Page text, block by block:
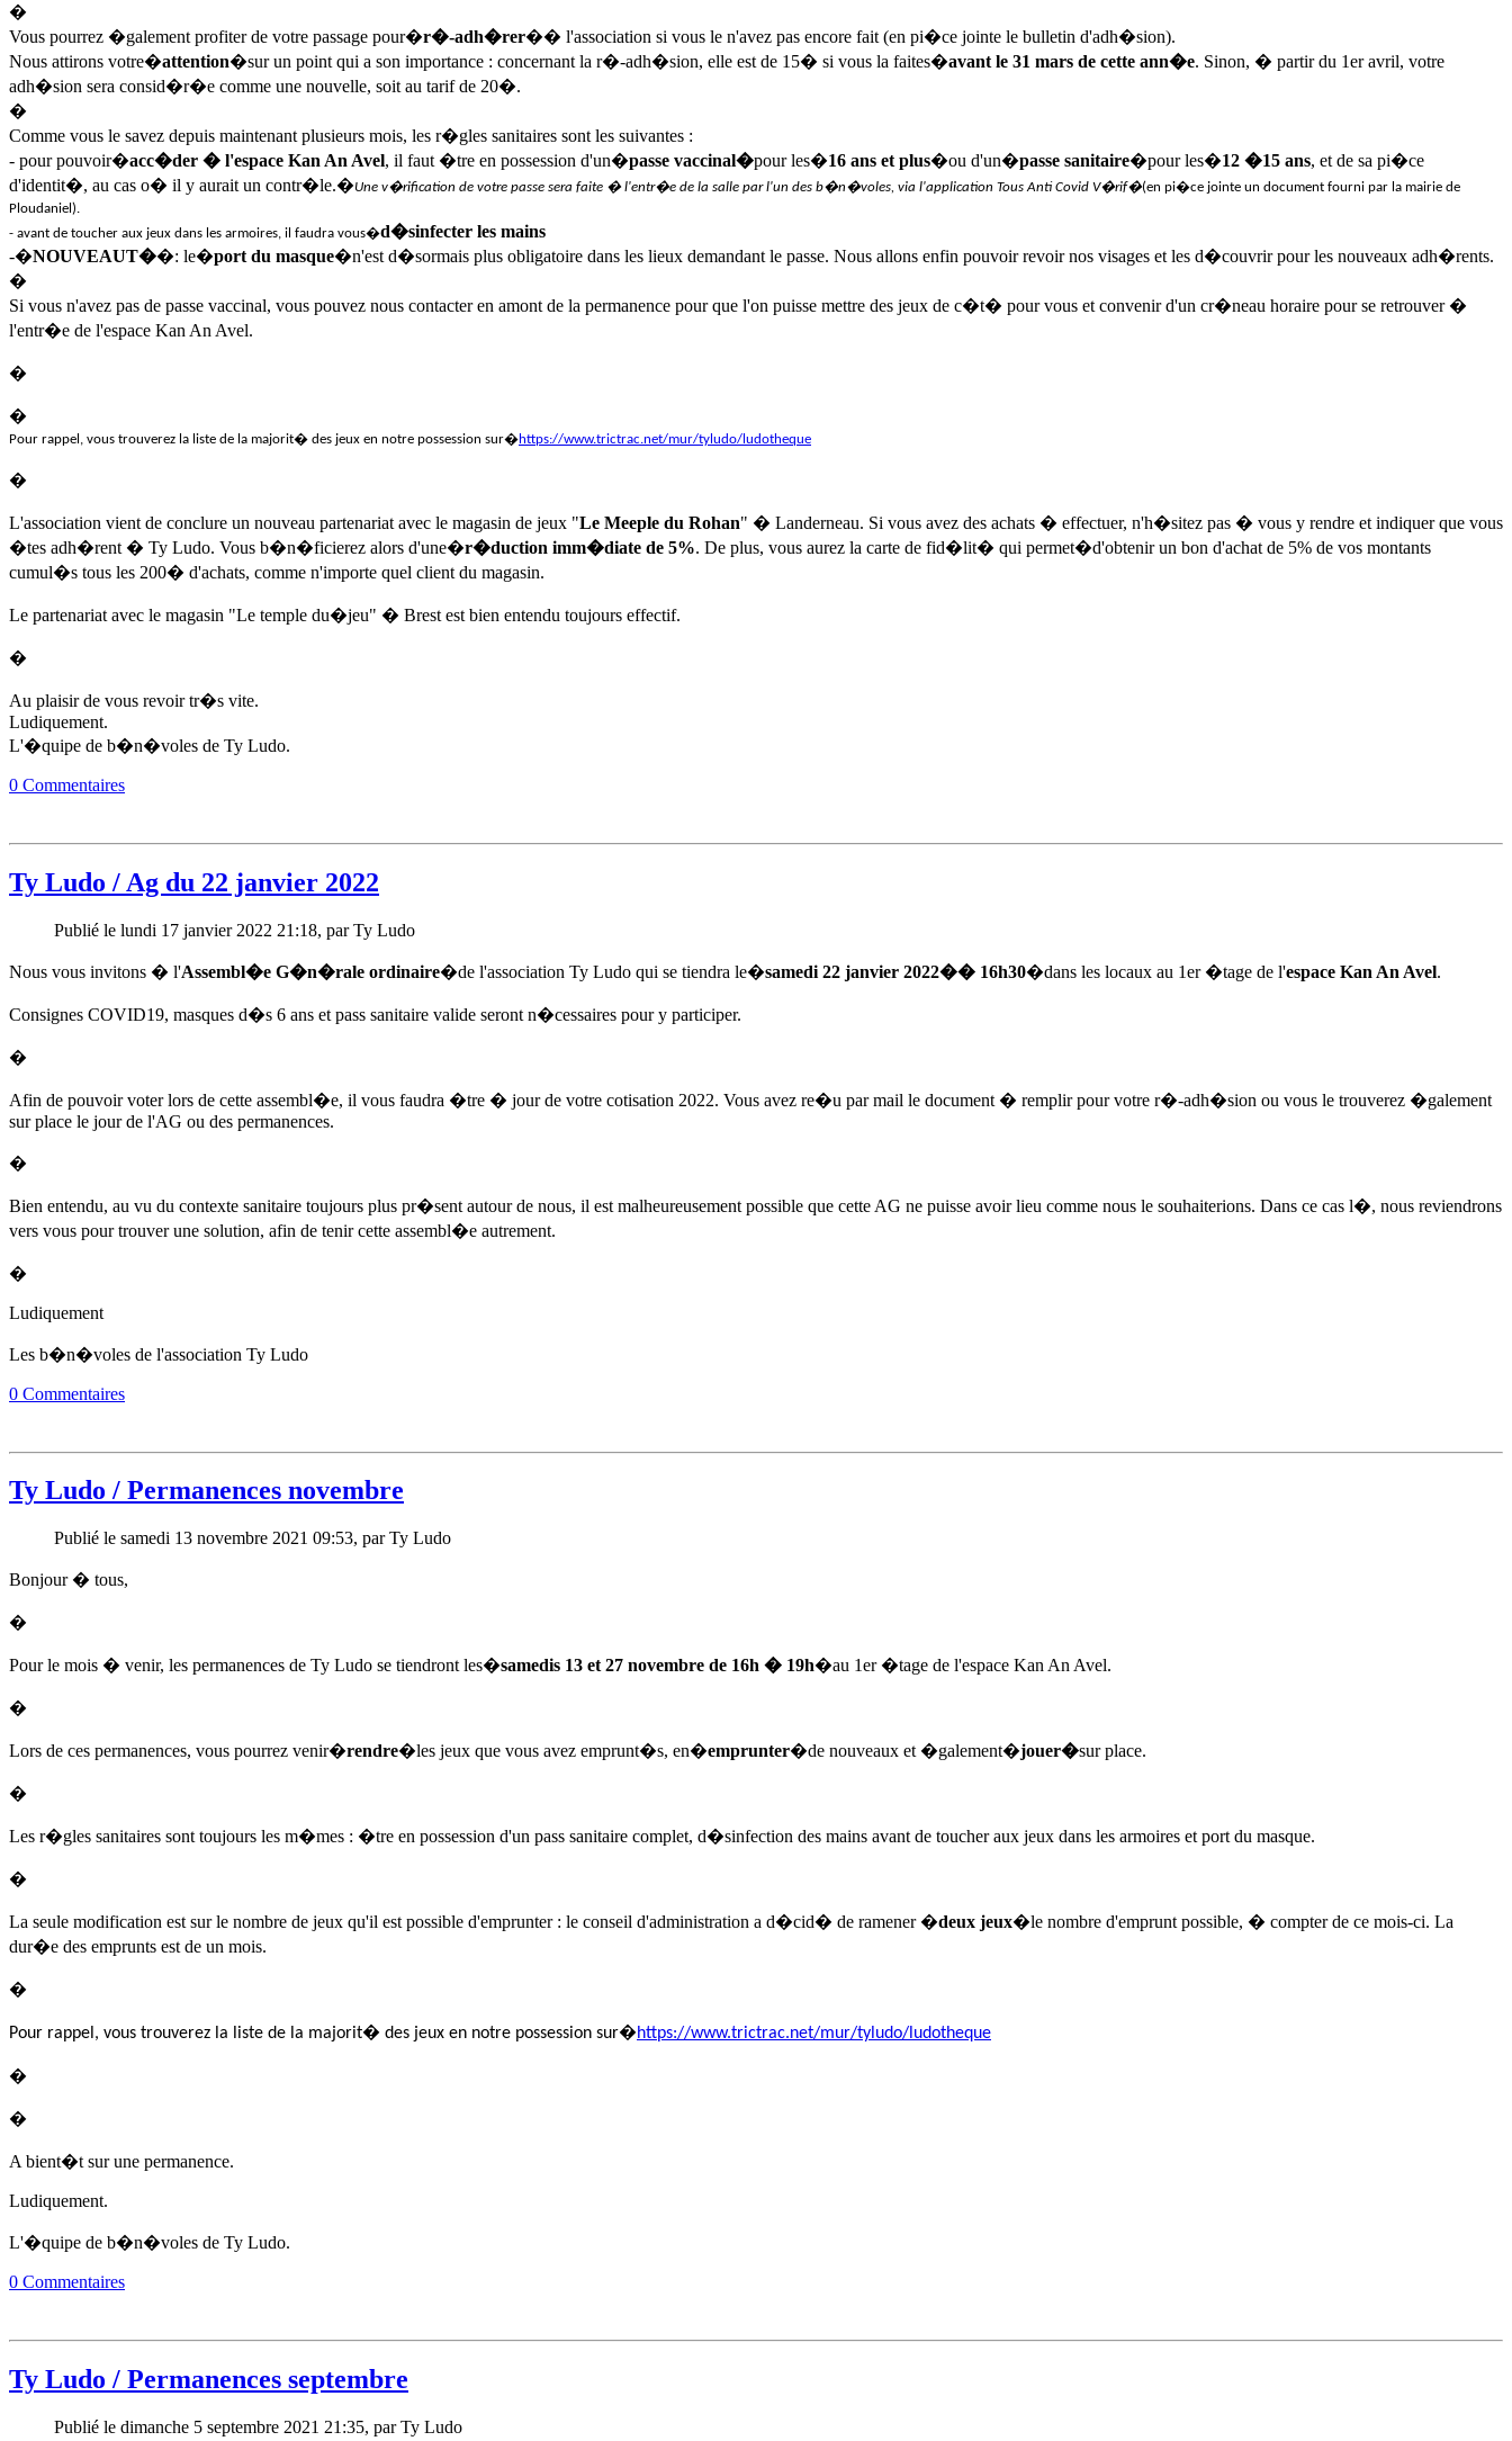
�
Vous pourrez �galement profiter de votre passage pour�r�-adh�rer�� l'association si vous le n'avez pas encore fait (en pi�ce jointe le bulletin d'adh�sion).
Nous attirons votre�attention�sur un point qui a son importance : concernant la r�-adh�sion, elle est de 15� si vous la faites�avant le 31 mars de cette ann�e. Sinon, � partir du 1er avril, votre
adh�sion sera consid�r�e comme une nouvelle, soit au tarif de 20�.
�
Comme vous le savez depuis maintenant plusieurs mois, les r�gles sanitaires sont les suivantes :
- pour pouvoir�acc�der � l'espace Kan An Avel, il faut �tre en possession d'un�passe vaccinal�pour les�16 ans et plus�ou d'un�passe sanitaire�pour les�12 �15 ans, et de sa pi�ce
d'identit�, au cas o� il y aurait un contr�le.�Une v�rification de votre passe sera faite � l'entr�e de la salle par l'un des b�n�voles, via l'application Tous Anti Covid V�rif�(en pi�ce jointe un document fourni par la mairie de
Ploudaniel).
- avant de toucher aux jeux dans les armoires, il faudra vous�d�sinfecter les mains
-�NOUVEAUT��: le�port du masque�n'est d�sormais plus obligatoire dans les lieux demandant le passe. Nous allons enfin pouvoir revoir nos visages et les d�couvrir pour les nouveaux adh�rents.
�
Si vous n'avez pas de passe vaccinal, vous pouvez nous contacter en amont de la permanence pour que l'on puisse mettre des jeux de c�t� pour vous et convenir d'un cr�neau horaire pour se retrouver �
l'entr�e de l'espace Kan An Avel.
�
�
Pour rappel, vous trouverez la liste de la majorit� des jeux en notre possession sur�https://www.trictrac.net/mur/tyludo/ludotheque
�
L'association vient de conclure un nouveau partenariat avec le magasin de jeux "Le Meeple du Rohan" � Landerneau. Si vous avez des achats � effectuer, n'h�sitez pas � vous y rendre et indiquer que vous
�tes adh�rent � Ty Ludo. Vous b�n�ficierez alors d'une�r�duction imm�diate de 5%. De plus, vous aurez la carte de fid�lit� qui permet�d'obtenir un bon d'achat de 5% de vos montants
cumul�s tous les 200� d'achats, comme n'importe quel client du magasin.
Le partenariat avec le magasin "Le temple du�jeu" � Brest est bien entendu toujours effectif.
�
Au plaisir de vous revoir tr�s vite.
Ludiquement.
L'�quipe de b�n�voles de Ty Ludo.
0 Commentaires
Ty Ludo / Ag du 22 janvier 2022
Publié le lundi 17 janvier 2022 21:18, par Ty Ludo
Nous vous invitons � l'Assembl�e G�n�rale ordinaire�de l'association Ty Ludo qui se tiendra le�samedi 22 janvier 2022�� 16h30�dans les locaux au 1er �tage de l'espace Kan An Avel.
Consignes COVID19, masques d�s 6 ans et pass sanitaire valide seront n�cessaires pour y participer.
�
Afin de pouvoir voter lors de cette assembl�e, il vous faudra �tre � jour de votre cotisation 2022. Vous avez re�u par mail le document � remplir pour votre r�-adh�sion ou vous le trouverez �galement
sur place le jour de l'AG ou des permanences.
�
Bien entendu, au vu du contexte sanitaire toujours plus pr�sent autour de nous, il est malheureusement possible que cette AG ne puisse avoir lieu comme nous le souhaiterions. Dans ce cas l�, nous reviendrons
vers vous pour trouver une solution, afin de tenir cette assembl�e autrement.
�
Ludiquement
Les b�n�voles de l'association Ty Ludo
0 Commentaires
Ty Ludo / Permanences novembre
Publié le samedi 13 novembre 2021 09:53, par Ty Ludo
Bonjour � tous,
�
Pour le mois � venir, les permanences de Ty Ludo se tiendront les�samedis 13 et 27 novembre de 16h � 19h�au 1er �tage de l'espace Kan An Avel.
�
Lors de ces permanences, vous pourrez venir�rendre�les jeux que vous avez emprunt�s, en�emprunter�de nouveaux et �galement�jouer�sur place.
�
Les r�gles sanitaires sont toujours les m�mes : �tre en possession d'un pass sanitaire complet, d�sinfection des mains avant de toucher aux jeux dans les armoires et port du masque.
�
La seule modification est sur le nombre de jeux qu'il est possible d'emprunter : le conseil d'administration a d�cid� de ramener �deux jeux�le nombre d'emprunt possible, � compter de ce mois-ci. La
dur�e des emprunts est de un mois.
�
Pour rappel, vous trouverez la liste de la majorit� des jeux en notre possession sur�https://www.trictrac.net/mur/tyludo/ludotheque
�
�
A bient�t sur une permanence.
Ludiquement.
L'�quipe de b�n�voles de Ty Ludo.
0 Commentaires
Ty Ludo / Permanences septembre
Publié le dimanche 5 septembre 2021 21:35, par Ty Ludo